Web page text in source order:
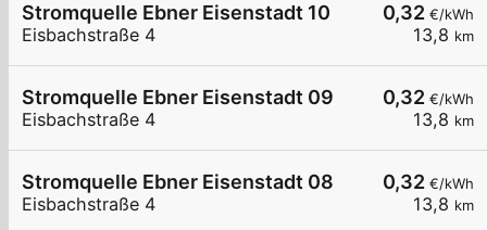
0,32 €/kWh
13,8 km
Stromquelle Ebner Eisenstadt 10
Eisbachstraße 4
0,32 €/kWh
13,8 km
Stromquelle Ebner Eisenstadt 09
Eisbachstraße 4
0,32 €/kWh
13,8 km
Stromquelle Ebner Eisenstadt 08
Eisbachstraße 4